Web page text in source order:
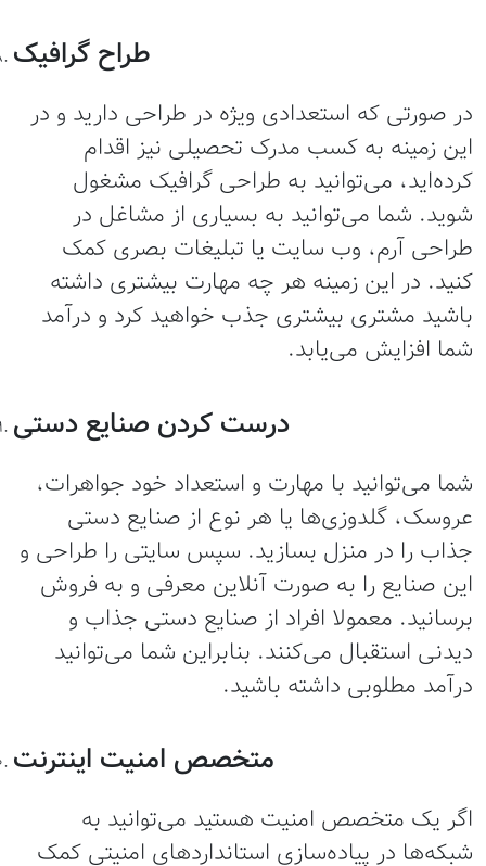
طراح گرافیک
صورتی که استعدادی ویژه در طراحی دارید و در
زمینه به کسب مدرک تحصیلی نیز اقدام
می‌توانید به طراحی گرافیک مشغول
شما می‌توانید به بسیاری از مشاغل در
آرم‌، وب سایت یا تبلیغات بصری کمک
در این زمینه هر چه مهارت بیشتری داشته
مشتری بیشتری جذب خواهید کرد و درآمد
افزایش می‌یابد.
درست کردن صنایع دستی
می‌توانید با مهارت و استعداد خود جواهرات،
گلدوزی‌ها یا هر نوع از صنایع دستی
را در منزل بسازید. سپس سایتی را طراحی و
صنایع را به صورت آنلاین معرفی و به فروش
معمولا افراد از صنایع دستی جذاب و
استقبال می‌کنند. بنابراین شما می‌توانید
مطلوبی داشته باشید.
متخصص امنیت اینترنت
یک متخصص امنیت هستید می‌توانید به
در پیاده‌سازی استانداردهای امنیتی کمک